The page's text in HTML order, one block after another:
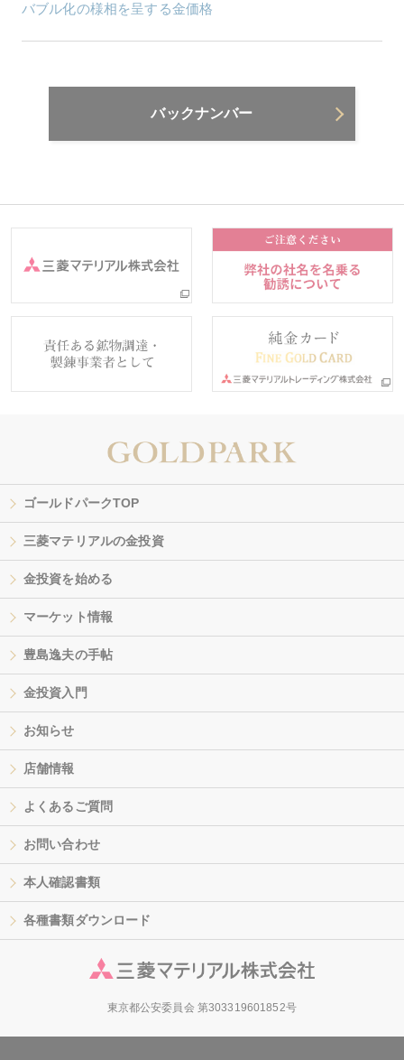
バブル化の様相を呈する金価格
バックナンバー
ゴールドパークTOP
三菱マテリアルの金投資
金投資を始める
マーケット情報
豊島逸夫の手帖
金投資入門
お知らせ
店舗情報
よくあるご質問
お問い合わせ
本人確認書類
各種書類ダウンロード
東京都公安委員会 第303319601852号